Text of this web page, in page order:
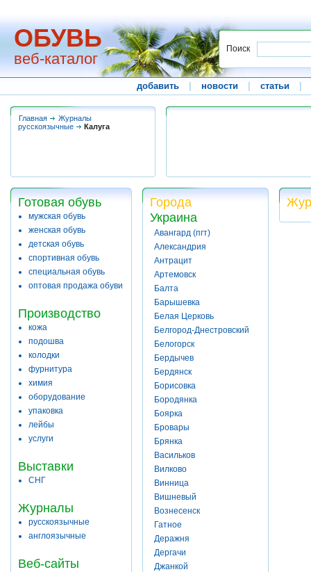
ОБУВЬ
веб-каталог
Поиск
добавить новости статьи
Главная
Журналы
русскоязычные
Калуга
Готовая обувь
мужская обувь
женская обувь
детская обувь
спортивная обувь
специальная обувь
оптовая продажа обуви
Производство
кожа
подошва
колодки
фурнитура
химия
оборудование
упаковка
лейбы
услуги
Выставки
СНГ
Журналы
русскоязычные
англоязычные
Веб-сайты
Города
Украина
Авангард (пгт)
Александрия
Антрацит
Артемовск
Балта
Барышевка
Белая Церковь
Белгород-Днестровский
Белогорск
Бердычев
Бердянск
Борисовка
Бородянка
Боярка
Бровары
Брянка
Васильков
Вилково
Винница
Вишневый
Вознесенск
Гатное
Деражня
Дергачи
Джанкой